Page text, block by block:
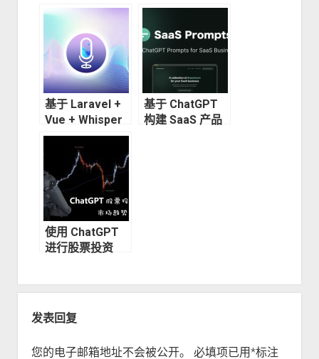
Prompt 篇
开始合辑
Prompt 篇
机器人合辑
基于 Laravel +
Vue + Whisper
实现语音版
ChatGPT
基于 ChatGPT
构建 SaaS 产品
使用 ChatGPT
进行股票投资
趋势合辑
发表回复
您的电子邮箱地址不会被公开。 必填项已用*标注